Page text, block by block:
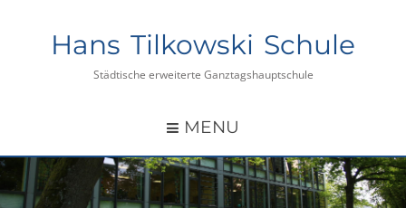
Hans Tilkowski Schule
Städtische erweiterte Ganztagshauptschule
MENU